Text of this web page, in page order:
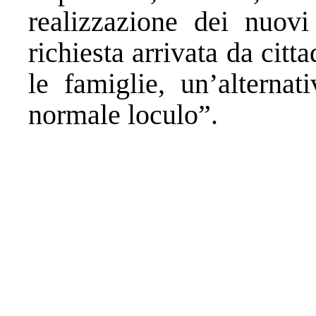
realizzazione dei
richiesta arrivata da
le famiglie,
normale loculo”.